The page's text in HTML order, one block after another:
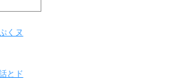
くヌ
とド